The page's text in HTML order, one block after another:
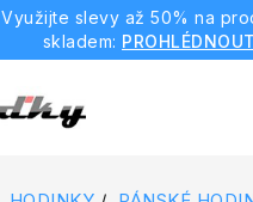
Využijte slevy až 50% na
skladem: PROHLÉDNOUT